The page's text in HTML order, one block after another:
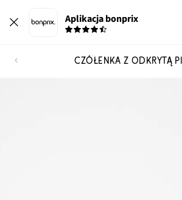
Aplikacja bonprix
CZÓŁENKA Z ODKRYTĄ